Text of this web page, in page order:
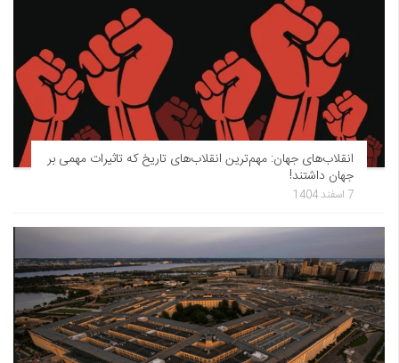
انقلاب‌های جهان: مهم‌ترین انقلاب‌های تاریخ که تاثیرات مهمی بر
جهان داشتند!
7 اسفند 1404